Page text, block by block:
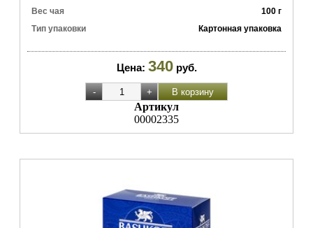
Вес чая
100 г
Тип упаковки
Картонная упаковка
Цена: 340 руб.
Артикул
00002335